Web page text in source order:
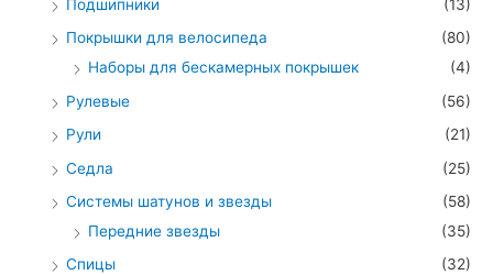
Подшипники
(13)
Покрышки для велосипеда
(80)
Наборы для бескамерных покрышек
(4)
Рулевые
(56)
Рули
(21)
Седла
(25)
Системы шатунов и звезды
(58)
Передние звезды
(35)
Спицы
(32)